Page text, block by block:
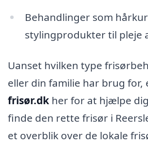
Behandlinger som
stylingprodukter til pleje
Uanset hvilken type
eller din familie har brug for,
frisør.dk her for at hjælpe
finde den rette frisør i
et overblik over de lokale